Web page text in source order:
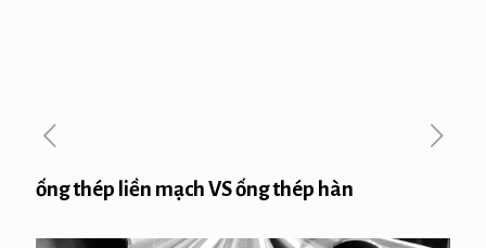
ống thép liền mạch VS ống thép hàn